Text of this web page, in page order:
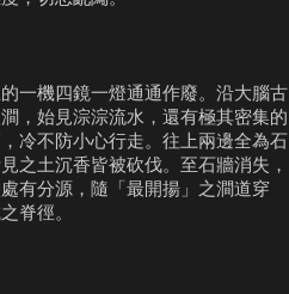
一機四鏡一燈通通作廢。沿大腦古
，始見淙淙流水，還有極其密集的
冷不防小心行走。往上兩邊全為石
之土沉香皆被砍伐。至石牆消失，
有分源，隨「最開揚」之澗道穿
脊徑。